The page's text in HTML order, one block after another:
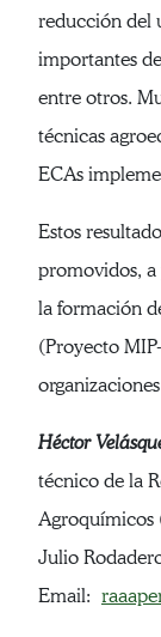
reducción del
importantes
entre otros.
técnicas
ECAs
Estos
promovidos,
la formación
(Proyecto
Héctor
técnico de la
Agroquímicos
Julio
Email: